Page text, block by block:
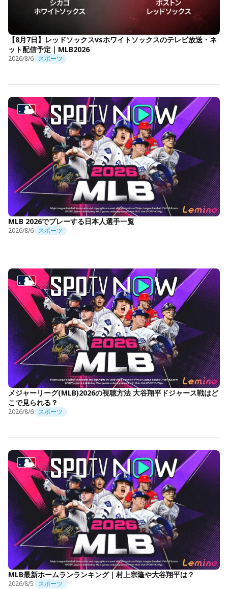
【8月7日】レッドソックスvsホワイトソックスのテレビ放送・ネ
ット配信予定｜MLB2026
2026/8/6 スポーツ
MLB 2026でプレーする日本人選手一覧
2026/8/6 スポーツ
メジャーリーグ(MLB)2026の視聴方法 大谷翔平ドジャース戦はど
こで見られる？
2026/8/6 スポーツ
MLB最新ホームランランキング｜村上宗隆や大谷翔平は？
2026/8/5 スポーツ